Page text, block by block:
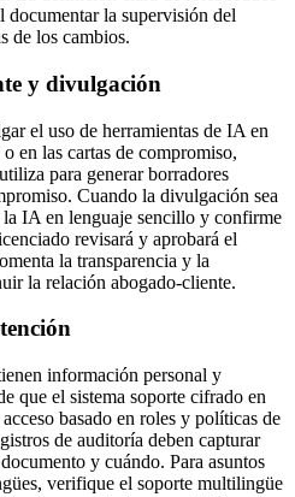
la supervisión del
de los cambios.
y divulgación
el uso de herramientas de IA en
en las cartas de compromiso,
para generar borradores
Cuando la divulgación sea
IA en lenguaje sencillo y confirme
revisará y aprobará el
la transparencia y la
la relación abogado-cliente.
información personal y
que el sistema soporte cifrado en
basado en roles y políticas de
de auditoría deben capturar
y cuándo. Para asuntos
verifique el soporte multilingüe